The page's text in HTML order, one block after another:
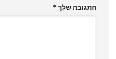
התגובה שלך *